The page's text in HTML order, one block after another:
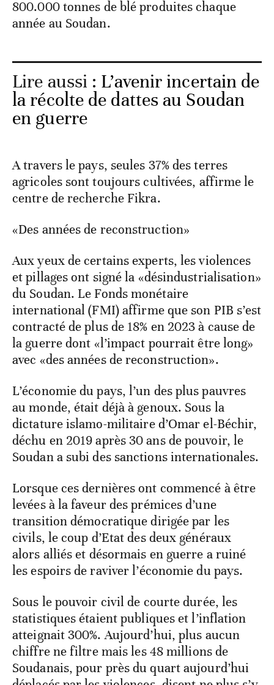
800.000 tonnes de blé produites chaque
année au Soudan.
Lire aussi : L’avenir incertain de
la récolte de dattes au Soudan
en guerre
A travers le pays, seules 37% des terres
agricoles sont toujours cultivées, affirme le
centre de recherche Fikra.
«Des années de reconstruction»
Aux yeux de certains experts, les violences
et pillages ont signé la «désindustrialisation»
du Soudan. Le Fonds monétaire
international (FMI) affirme que son PIB s’est
contracté de plus de 18% en 2023 à cause de
la guerre dont «l’impact pourrait être long»
avec «des années de reconstruction».
L’économie du pays, l’un des plus pauvres
au monde, était déjà à genoux. Sous la
dictature islamo-militaire d’Omar el-Béchir,
déchu en 2019 après 30 ans de pouvoir, le
Soudan a subi des sanctions internationales.
Lorsque ces dernières ont commencé à être
levées à la faveur des prémices d’une
transition démocratique dirigée par les
civils, le coup d’Etat des deux généraux
alors alliés et désormais en guerre a ruiné
les espoirs de raviver l’économie du pays.
Sous le pouvoir civil de courte durée, les
statistiques étaient publiques et l’inflation
atteignait 300%. Aujourd’hui, plus aucun
chiffre ne filtre mais les 48 millions de
Soudanais, pour près du quart aujourd’hui